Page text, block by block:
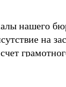
нашего
на